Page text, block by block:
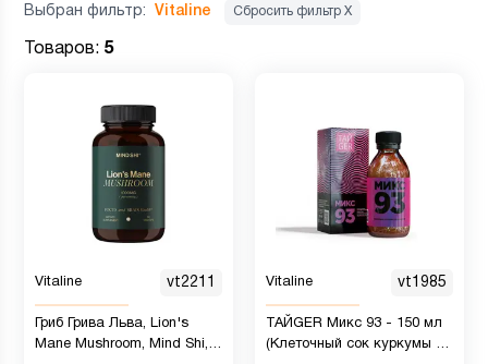
Выбран фильтр: Vitaline Сбросить фильтр Х
Товаров: 5
Vitaline vt2211
Гриб Грива Льва, Lion's
Mane Mushroom, Mind Shi,
Vitaline vt1985
ТАЙGER Микс 93 - 150 мл
(Клеточный сок куркумы и